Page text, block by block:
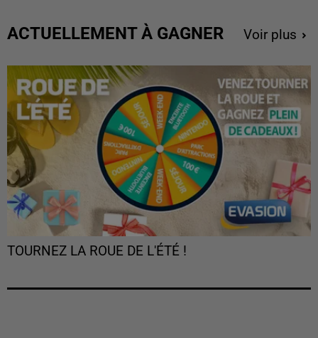
ACTUELLEMENT À GAGNER Voir plus
TOURNEZ LA ROUE DE L'ÉTÉ !